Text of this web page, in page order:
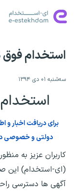
استخدام فوق
سه‌شنبه ۰۱ دی ۱۳۹۴
استخدام
برای دریافت اخبار و
دولتی و خصوصی در
کاربران عزیز به
(ای-استخدام) این
آگهی ها دسترسی